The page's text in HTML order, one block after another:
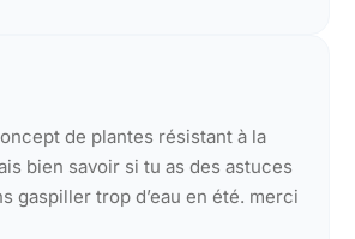
de plantes résistant à la
bien savoir si tu as des astuces
gaspiller trop d’eau en été. merci